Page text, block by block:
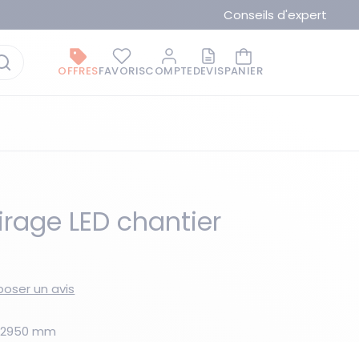
Conseils d'expert
OFFRESFAVORISCOMPTEDEVISPANIER
LED chantier
un avis
mm